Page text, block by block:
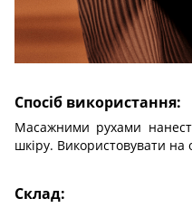
Спосіб використання:
Масажними рухами
шкіру. Використовувати на
Склад: